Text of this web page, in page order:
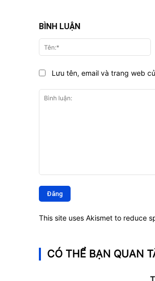
BÌNH LUẬN
luận:
Lưu tên, email và trang web
This site uses Akismet to reduce
CÓ THỂ BẠN QUAN